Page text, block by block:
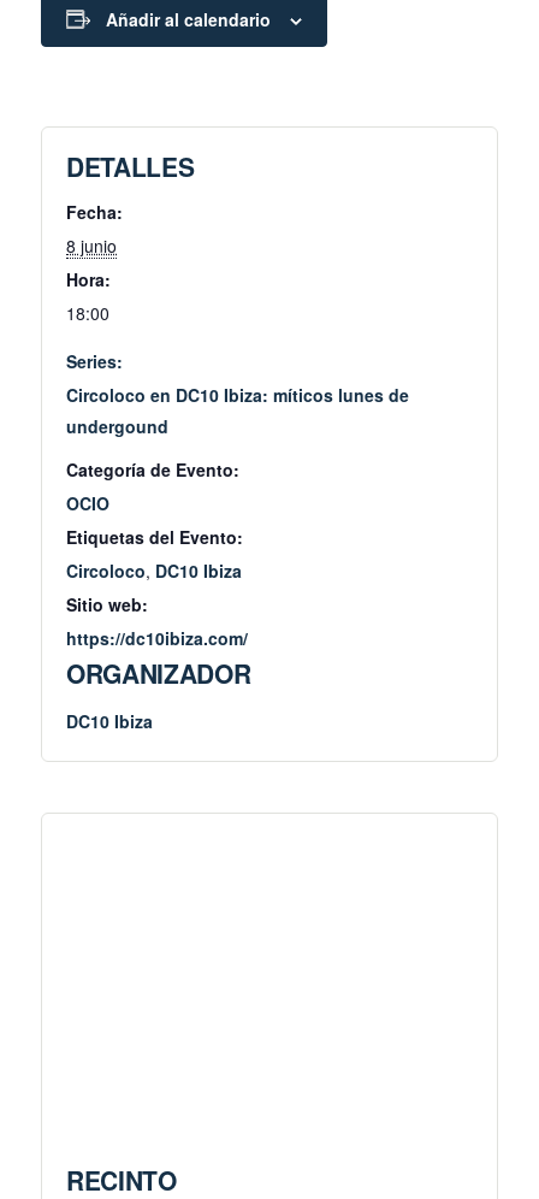
Añadir al calendario
DETALLES
Fecha:
8 junio
Hora:
18:00
Series:
Circoloco en DC10 Ibiza: míticos lunes de
undergound
Categoría de Evento:
OCIO
Etiquetas del Evento:
Circoloco, DC10 Ibiza
Sitio web:
https://dc10ibiza.com/
ORGANIZADOR
DC10 Ibiza
RECINTO